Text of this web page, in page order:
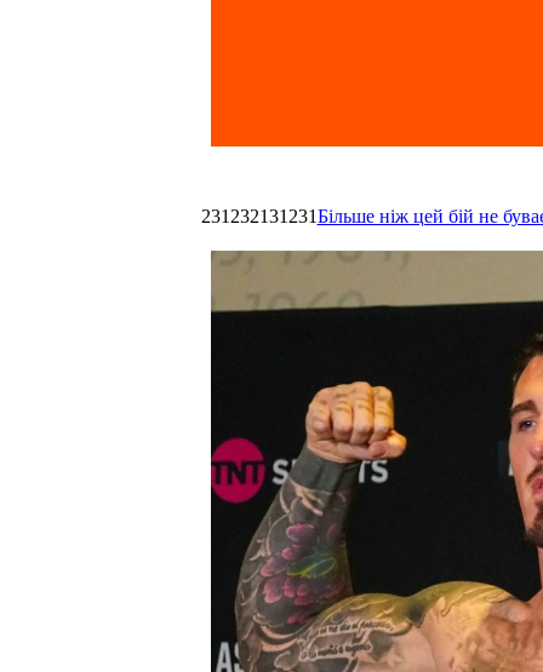
231232131231Більше ніж цей бій не